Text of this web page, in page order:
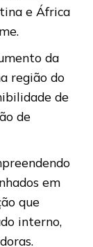
e África
da
região do
de
de
em
que
interno,